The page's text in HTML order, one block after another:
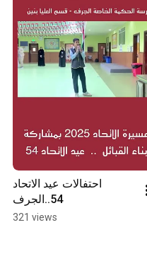
احتفالات عيد الاتحاد
54..الجرف
321 views